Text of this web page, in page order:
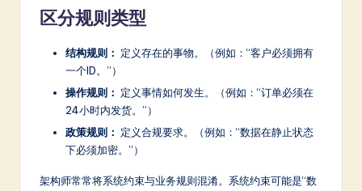
区分规则类型
结构规则： 定义存在的事物。（例如：“客户必须拥有
一个ID。”）
操作规则： 定义事情如何发生。（例如：“订单必须在
24小时内发货。”）
政策规则： 定义合规要求。（例如：“数据在静止状态
下必须加密。”）
架构师常常将系统约束与业务规则混淆。系统约束可能是“数